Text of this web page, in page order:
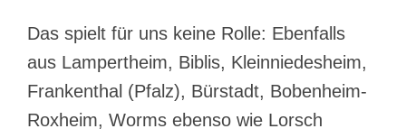
Das spielt für uns keine Rolle: Ebenfalls
aus Lampertheim, Biblis, Kleinniedesheim,
Frankenthal (Pfalz), Bürstadt, Bobenheim-
Roxheim, Worms ebenso wie Lorsch